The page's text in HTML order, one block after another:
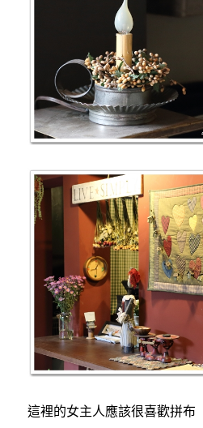
這裡的女主人應該很喜歡拼布